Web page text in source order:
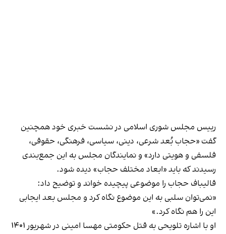
رییس مجلس شوری اسلامی در نشست خبری خود همچنین
گفت «حجاب بُعد شرعی، دینی، سیاسی، فرهنگی، حقوقی،
فلسفی و هویتی دارد» و نمایندگان مجلس به این جمع‌بندی
رسیدند که باید «ابعاد مختلف حجاب» دیده شود.
قالیباف حجاب را موضوعی پیچیده خواند و توضیح داد:
«نمی‌توان سلبی به این موضوع نگاه کرد و مجلس بعد ایجابی
این را هم نگاه کرد.»
او با اشاره تلویحی به قتل حکومتی مهسا امینی در شهریور ۱۴۰۱